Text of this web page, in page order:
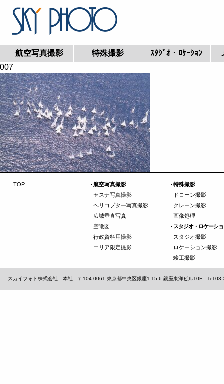
航空写真撮影 特殊撮影 ｽﾀｼﾞｵ・ﾛｹｰｼｮﾝ
007
TOP
航空写真撮影
セスナ写真撮影
ヘリコプター写真撮影
広域垂直写真
空瞰図
行政資料用撮影
エリア限定撮影
特殊撮影
ドローン撮影
クレーン撮影
画像処理
スタジオ・ロケーシ
スタジオ撮影
ロケーション撮影
竣工撮影
スカイフォト株式会社 本社 〒104-0061 東京都中央区銀座1-15-6 銀座東洋ビル10F